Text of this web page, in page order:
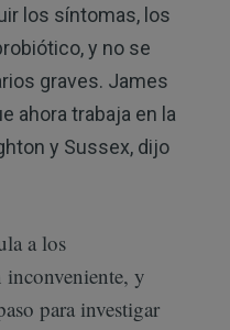
los síntomas, los
y no se
graves. James
ahora trabaja en la
y Sussex, dijo
a los
inconveniente, y
para investigar